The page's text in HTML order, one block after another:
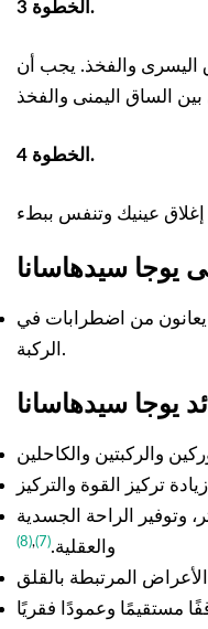
الخطوة 3.
اليسرى والفخذ. يجب أن
الخطوة 4.
من اضطرابات في
الركبة.
وتوفير الراحة الجسدية
والعقلية.(7)
,
(8)
مستقيمًا وعمودًا فقريًا